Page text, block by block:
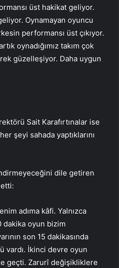
üst hakikat geliyor.
Oynamayan oyuncu
performansı üst çıkıyor.
oynadığımız takım çok
güzelleşiyor. Daha uygun
Sait Karafırtınalar ise
şeyi sahada yaptıklarını
dile getiren
adıma kâfi. Yalnızca
dakika oyun bizim
son 15 dakikasında
vardı. İkinci devre oyun
geçti. Zarurî değişikliklere